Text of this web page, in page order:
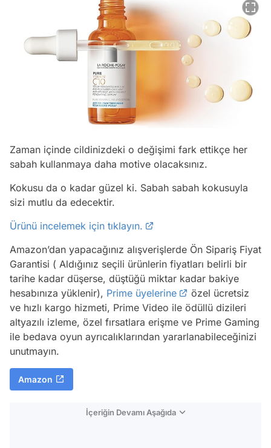
Zaman içinde cildinizdeki o değişimi fark ettikçe her
sabah kullanmaya daha motive olacaksınız.
Kokusu da o kadar güzel ki. Sabah sabah kokusuyla
sizi mutlu da edecektir.
Ürünü incelemek için tıklayın.
Amazon’dan yapacağınız alışverişlerde Ön Sipariş Fiyat
Garantisi ( Aldığınız seçili ürünlerin fiyatları belirli bir
tarihe kadar düşerse, düştüğü miktar kadar bakiye
hesabınıza yüklenir), Prime üyelerine
özel ücretsiz
ve hızlı kargo hizmeti, Prime Video ile ödüllü dizileri
altyazılı izleme, özel fırsatlara erişme ve Prime Gaming
ile bedava oyun ayrıcalıklarından yararlanabileceğinizi
unutmayın.
Amazon
İçeriğin Devamı Aşağıda